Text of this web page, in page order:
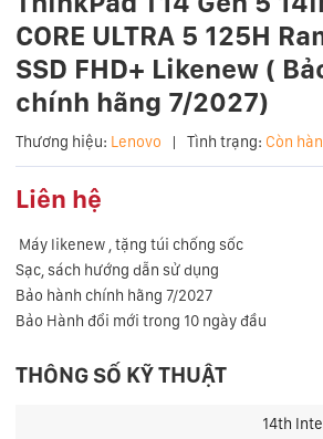
CORE ULTRA 5 125H
SSD FHD+ Likenew (
chính hãng 7/2027)
Thương hiệu: Lenovo | Tình trạng: Còn
Liên hệ
Máy likenew , tặng túi chống sốc
Sạc, sách hướng dẫn sử dụng
Bảo hành chính hãng 7/2027
Bảo Hành đổi mới trong 10 ngày đầu
THÔNG SỐ KỸ THUẬT
14th